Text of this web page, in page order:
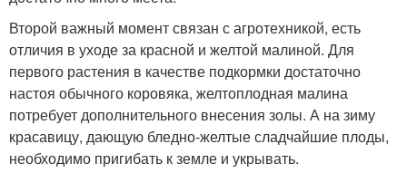
Второй важный момент связан с агротехникой, есть
отличия в уходе за красной и желтой малиной. Для
первого растения в качестве подкормки достаточно
настоя обычного коровяка, желтоплодная малина
потребует дополнительного внесения золы. А на зиму
красавицу, дающую бледно-желтые сладчайшие плоды,
необходимо пригибать к земле и укрывать.